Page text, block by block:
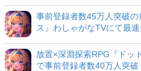
事前登録者数45万人突破
ス』わしゃがなTVにて最
放置×深淵探索RPG『ドッ
で事前登録者数40万人突